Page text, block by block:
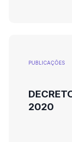
PUBLICAÇÕES
2020